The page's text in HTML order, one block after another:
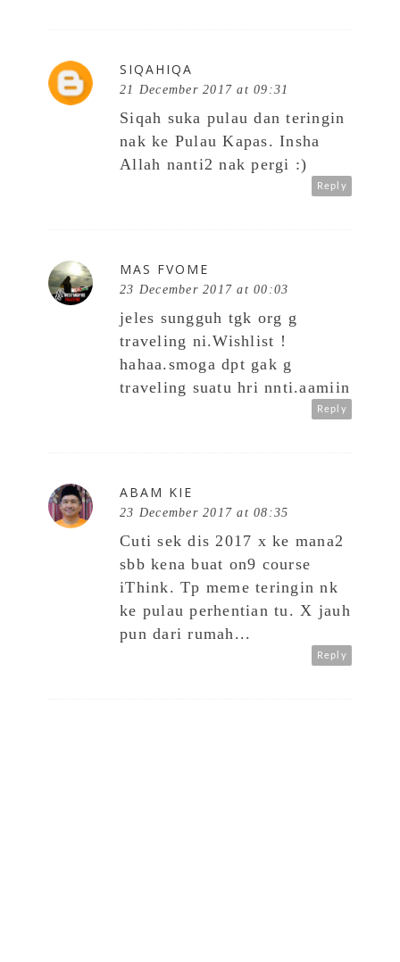
SIQAHIQA
21 December 2017 at 09:31
Siqah suka pulau dan teringin
nak ke Pulau Kapas. Insha
Allah nanti2 nak pergi :)
Reply
MAS FVOME
23 December 2017 at 00:03
jeles sungguh tgk org g
traveling ni.Wishlist !
hahaa.smoga dpt gak g
traveling suatu hri nnti.aamiin
Reply
ABAM KIE
23 December 2017 at 08:35
Cuti sek dis 2017 x ke mana2
sbb kena buat on9 course
iThink. Tp meme teringin nk
ke pulau perhentian tu. X jauh
pun dari rumah...
Reply